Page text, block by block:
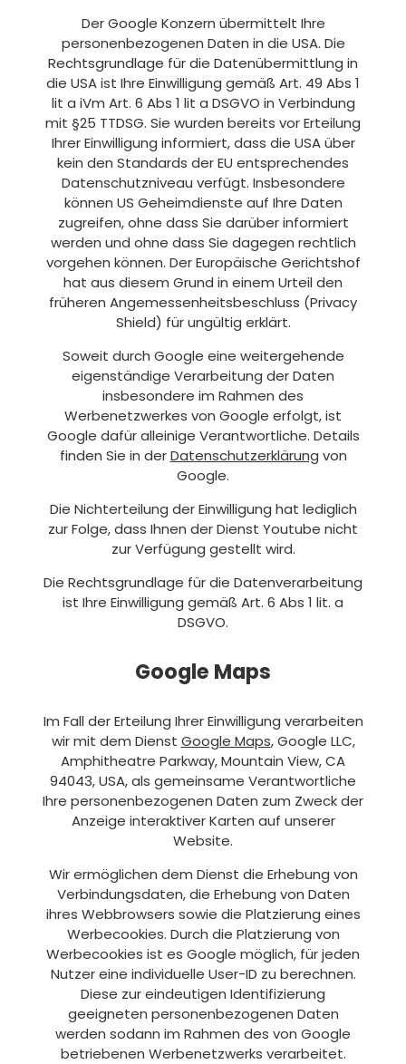
Der Google Konzern übermittelt Ihre
personenbezogenen Daten in die USA. Die
Rechtsgrundlage für die Datenübermittlung in
die USA ist Ihre Einwilligung gemäß Art. 49 Abs 1
lit a iVm Art. 6 Abs 1 lit a DSGVO in Verbindung
mit §25 TTDSG. Sie wurden bereits vor Erteilung
Ihrer Einwilligung informiert, dass die USA über
kein den Standards der EU entsprechendes
Datenschutzniveau verfügt. Insbesondere
können US Geheimdienste auf Ihre Daten
zugreifen, ohne dass Sie darüber informiert
werden und ohne dass Sie dagegen rechtlich
vorgehen können. Der Europäische Gerichtshof
hat aus diesem Grund in einem Urteil den
früheren Angemessenheitsbeschluss (Privacy
Shield) für ungültig erklärt.
Soweit durch Google eine weitergehende
eigenständige Verarbeitung der Daten
insbesondere im Rahmen des
Werbenetzwerkes von Google erfolgt, ist
Google dafür alleinige Verantwortliche. Details
finden Sie in derDatenschutzerklärung von
Google.
Die Nichterteilung der Einwilligung hat lediglich
zur Folge, dass Ihnen der Dienst Youtube nicht
zur Verfügung gestellt wird.
Die Rechtsgrundlage für die Datenverarbeitung
ist Ihre Einwilligung gemäß Art. 6 Abs 1 lit. a
DSGVO.
Google Maps
Im Fall der Erteilung Ihrer Einwilligung verarbeiten
wir mit dem Dienst Google Maps, Google LLC,
Amphitheatre Parkway, Mountain View, CA
94043, USA, als gemeinsame Verantwortliche
Ihre personenbezogenen Daten zum Zweck der
Anzeige interaktiver Karten auf unserer
Website.
Wir ermöglichen dem Dienst die Erhebung von
Verbindungsdaten, die Erhebung von Daten
ihres Webbrowsers sowie die Platzierung eines
Werbecookies. Durch die Platzierung von
Werbecookies ist es Google möglich, für jeden
Nutzer eine individuelle User-ID zu berechnen.
Diese zur eindeutigen Identifizierung
geeigneten personenbezogenen Daten
werden sodann im Rahmen des von Google
betriebenen Werbenetzwerks verarbeitet.